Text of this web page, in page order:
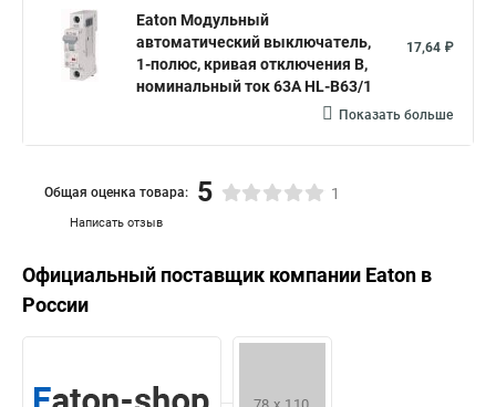
Eaton Модульный
автоматический выключатель,
1-полюс, кривая отключения B,
номинальный ток 63А HL-B63/1
17,64 ₽
Показать больше
Написать отзыв
Общая оценка товара: 5 1
Официальный поставщик компании Eaton в
России